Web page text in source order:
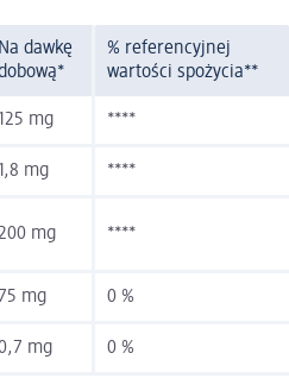
Na dawkę
% referencyjnej
wartości spożycia**
mg ****
mg ****
mg ****
75 mg 0 %
mg 0 %